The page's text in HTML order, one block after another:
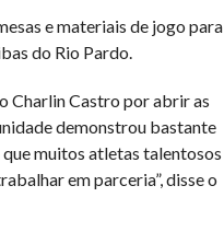
e materiais de jogo para
do Rio Pardo.
Charlin Castro por abrir as
demonstrou bastante
muitos atletas talentosos
em parceria”, disse o